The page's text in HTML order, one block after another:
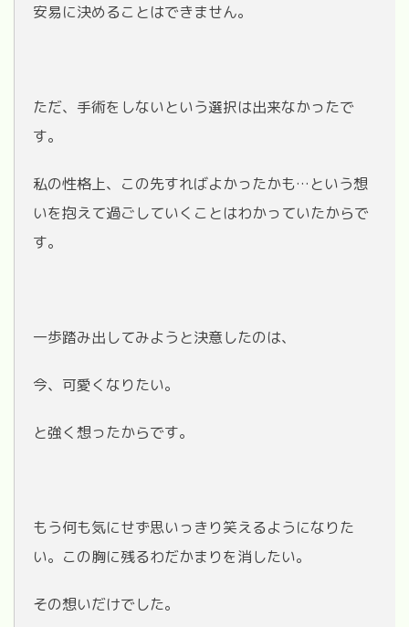
安易に決めることはできません。
ただ、手術をしないという選択は出来なかったで
す。
私の性格上、この先すればよかったかも…という想
いを抱えて過ごしていくことはわかっていたからで
す。
一歩踏み出してみようと決意したのは、
今、可愛くなりたい。
と強く想ったからです。
もう何も気にせず思いっきり笑えるようになりた
い。この胸に残るわだかまりを消したい。
その想いだけでした。